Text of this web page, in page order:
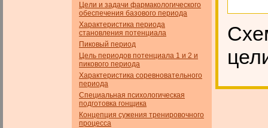
Цели и задачи фармакологического
обеспечения базового пе­риода
Характеристика периода
становления потенциала
Пиковый период
Цель периодов потенциала 1 и 2 и
пикового периода
Характеристика соревновательного
периода
Специальная психологическая
подготовка гонщика
Концепция сужения тренировочного
процесса